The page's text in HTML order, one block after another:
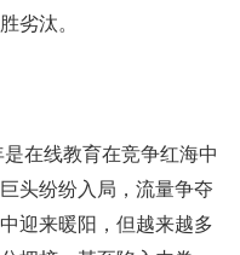
劣汰。
在线教育在竞争红海中
头纷纷入局，流量争夺
迎来暖阳，但越来越多